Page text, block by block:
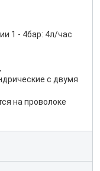
1 - 4бар: 4л/час
с двумя
на проволоке